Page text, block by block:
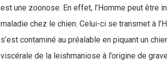
est une zoonose. En effet, l’Homme peut être
maladie chez le chien. Celui-ci se transmet à
s’est contaminé au préalable en piquant un
viscérale de la leishmaniose à l’origine de